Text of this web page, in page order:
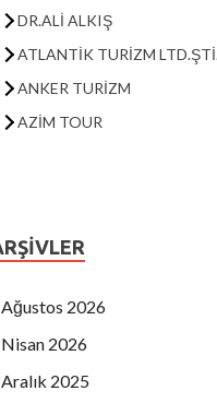
ATLANTİK TURİZM LTD.ŞTİ.
ANKER TURİZM
AZİM TOUR
AV.BEHÇET ALP
DİLDADE BÖREK
FUAT AKDOĞAN
EFE FAST FOOD
AHMET DAĞYARAN
Ağustos 2026
Nisan 2026
Aralık 2025